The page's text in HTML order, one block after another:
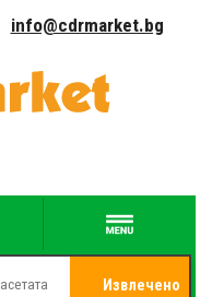
info@cdrmarket.bg
Извлечено